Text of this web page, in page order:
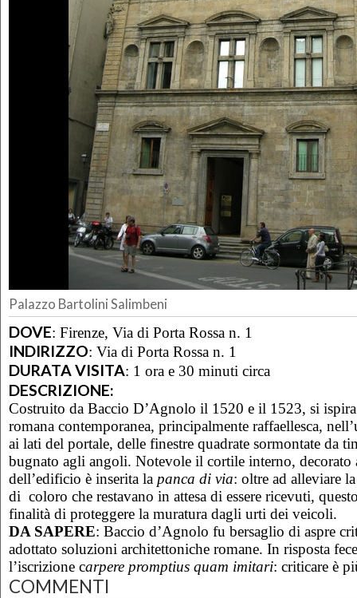
Palazzo Bartolini Salimbeni
DOVE: Firenze, Via di Porta Rossa n. 1
INDIRIZZO: Via di Porta Rossa n. 1
DURATA VISITA: 1 ora e 30 minuti circa
DESCRIZIONE:
Costruito da Baccio D’Agnolo il 1520 e il 1523, si ispira
romana contemporanea, principalmente raffaellesca,
ai lati del portale, delle finestre quadrate sormontate da
bugnato agli angoli. Notevole il cortile interno, decorato
dell’edificio è inserita la panca di via: oltre ad alleviare
di coloro che restavano in attesa di essere ricevuti,
finalità di proteggere la muratura dagli urti dei veicoli.
DA SAPERE: Baccio d’Agnolo fu bersaglio di aspre
adottato soluzioni architettoniche romane. In risposta
l’iscrizione carpere promptius quam imitari: criticare è
COMMENTI